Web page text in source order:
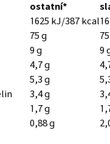
ostatní*
1625 kJ/387 kcal
75 g
9 g 9
4,7 g
5,3 g
3,4 g
1,7 g
0,88 g